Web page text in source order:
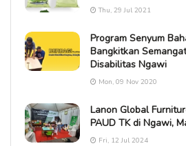
Thu, 29 Jul 2021
Program Senyum
Bangkitkan
Disabilitas Ngawi
Mon, 09 Nov 2020
Lanon Global
PAUD TK di Ngawi,
Fri, 12 Jul 2024